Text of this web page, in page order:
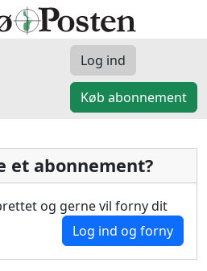
Log ind
Køb abonnement
et abonnement?
og gerne vil forny dit
Log ind og forny